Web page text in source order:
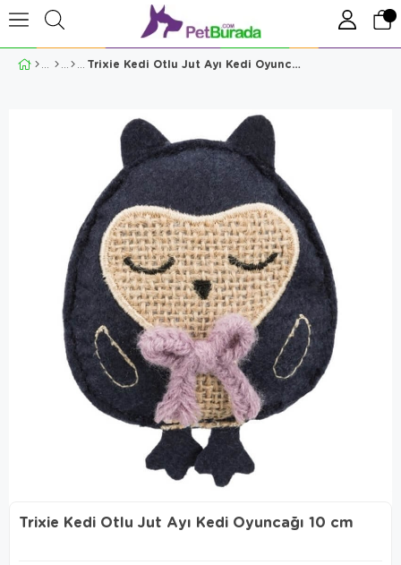
Trixie Kedi Otlu Jut Ayı Kedi Oyuncağı 10 cm
Trixie Kedi Otlu Jut Ayı Kedi Oyuncağı 10 cm